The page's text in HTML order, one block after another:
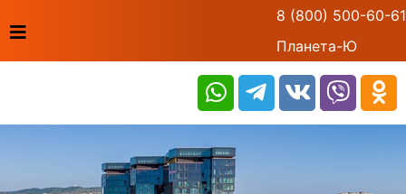
8 (800) 500-60-61
Планета-Ю